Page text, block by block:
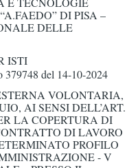
DI PISA –
DELLE
ISTI
379748 del 14-10-2024
VOLONTARIA,
AI SENSI DELL’ART.
LA COPERTURA DI
DI LAVORO
PROFILO
- V